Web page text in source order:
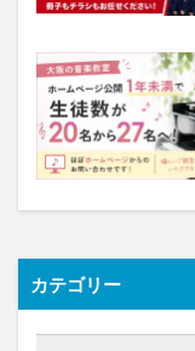
カテゴリー